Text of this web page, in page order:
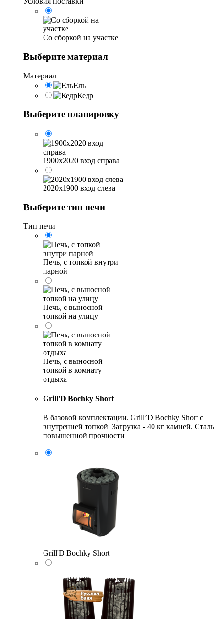
Со сборкой на участке
Выберите материал
Материал
Ель
Кедр
Выберите планировку
1900х2020 вход справа
2020х1900 вход слева
Выберите тип печи
Тип печи
Печь, с топкой внутри
парной
Печь, с выносной
топкой на улицу
Печь, с выносной
топкой в комнату
отдыха
Grill'D Bochky Short
В базовой комплектации. Grill’D Bochky Short с
внутренней топкой. Загрузка - 40 кг камней. Сталь
повышенной прочности
Grill'D Bochky Short